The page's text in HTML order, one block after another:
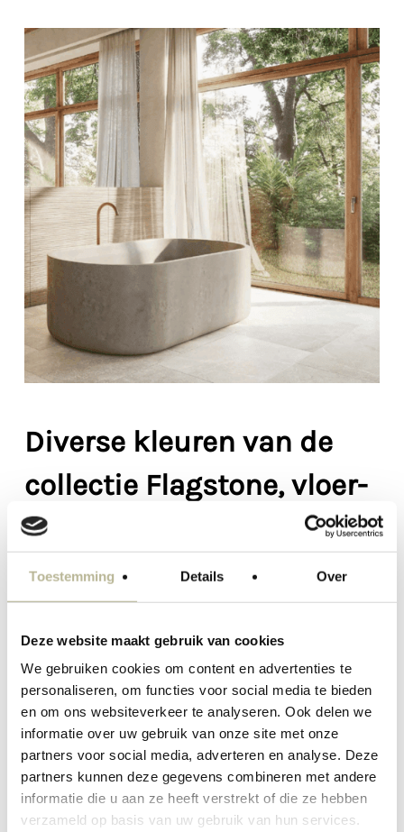
Toestemming Details Over
Deze website maakt gebruik van cookies
We gebruiken cookies om content en advertenties te
personaliseren, om functies voor social media te bieden
en om ons websiteverkeer te analyseren. Ook delen we
informatie over uw gebruik van onze site met onze
partners voor social media, adverteren en analyse. Deze
partners kunnen deze gegevens combineren met andere
informatie die u aan ze heeft verstrekt of die ze hebben
verzameld op basis van uw gebruik van hun services.
Diverse kleuren van de
collectie Flagstone, vloer-
en wandtegel
De collectie biedt 3 kleuren die u meenemen
naar prachtige natuurlijke omgevingen.
authenticiteit en charme aan uw interieur
toe te voegen.